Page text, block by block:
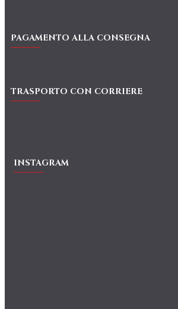
PAGAMENTO ALLA CONSEGNA
TRASPORTO CON CORRIERE
INSTAGRAM